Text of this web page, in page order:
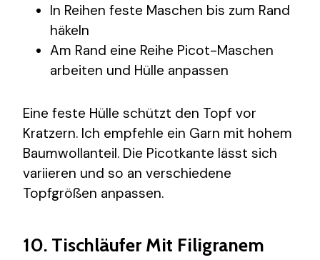
In Reihen feste Maschen bis zum Rand
häkeln
Am Rand eine Reihe Picot-Maschen
arbeiten und Hülle anpassen
Eine feste Hülle schützt den Topf vor
Kratzern. Ich empfehle ein Garn mit hohem
Baumwollanteil. Die Picotkante lässt sich
variieren und so an verschiedene
Topfgrößen anpassen.
10. Tischläufer Mit Filigranem